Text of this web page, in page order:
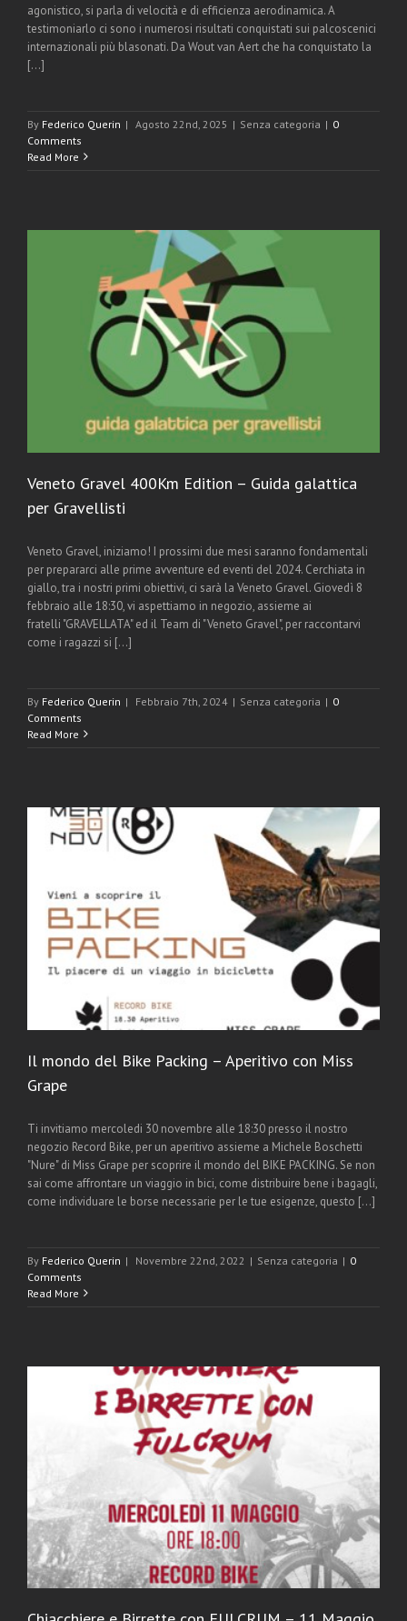
agonistico, si parla di velocità e di efficienza aerodinamica. A
testimoniarlo ci sono i numerosi risultati conquistati sui palcoscenici
internazionali più blasonati. Da Wout van Aert che ha conquistato la
[...]
By Federico Querin | Agosto 22nd, 2025 | Senza categoria | 0
Comments
Read More
Veneto Gravel 400Km Edition – Guida galattica
per Gravellisti
Veneto Gravel, iniziamo! I prossimi due mesi saranno fondamentali
per prepararci alle prime avventure ed eventi del 2024. Cerchiata in
giallo, tra i nostri primi obiettivi, ci sarà la Veneto Gravel. Giovedì 8
febbraio alle 18:30, vi aspettiamo in negozio, assieme ai
fratelli "GRAVELLATA" ed il Team di "Veneto Gravel", per raccontarvi
come i ragazzi si [...]
By Federico Querin | Febbraio 7th, 2024 | Senza categoria | 0
Comments
Read More
Il mondo del Bike Packing – Aperitivo con Miss
Grape
Ti invitiamo mercoledi 30 novembre alle 18:30 presso il nostro
negozio Record Bike, per un aperitivo assieme a Michele Boschetti
"Nure" di Miss Grape per scoprire il mondo del BIKE PACKING. Se non
sai come affrontare un viaggio in bici, come distribuire bene i bagagli,
come individuare le borse necessarie per le tue esigenze, questo [...]
By Federico Querin | Novembre 22nd, 2022 | Senza categoria | 0
Comments
Read More